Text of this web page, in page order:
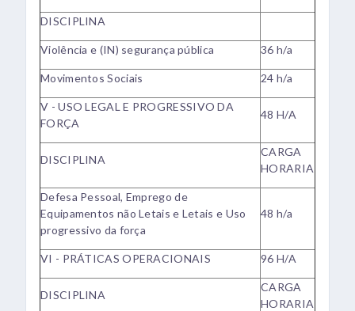
DISCIPLINA
Violência e (IN) segurança pública 36 h/a
Movimentos Sociais 24 h/a
V - USO LEGAL E PROGRESSIVO DA
FORÇA
48 H/A
DISCIPLINA
CARGA
HORARIA
Defesa Pessoal, Emprego de
Equipamentos não Letais e Letais e Uso
progressivo da força
48 h/a
VI - PRÁTICAS OPERACIONAIS 96 H/A
DISCIPLINA
CARGA
HORARIA